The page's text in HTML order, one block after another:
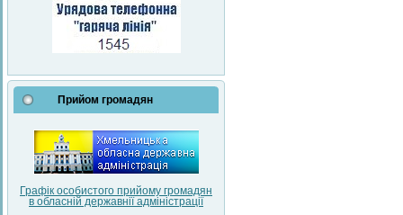
Прийом громадян
Графік особистого прийому громадян
в обласній державнії адміністрації